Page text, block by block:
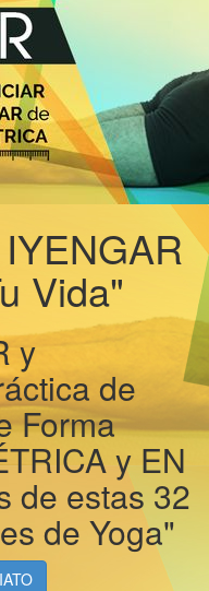
Vida"
y
de
Forma
y EN
de estas 32
de Yoga"